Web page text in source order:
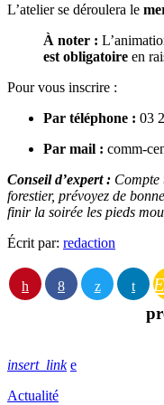
L’atelier se déroulera le
À noter :
est obligatoire en
Pour vous inscrire :
Par téléphone : 03
Par mail : comm-
Conseil d’expert : Compte
forestier, prévoyez de
finir la soirée les pieds
Écrit par: redaction
insert_link
Actualité